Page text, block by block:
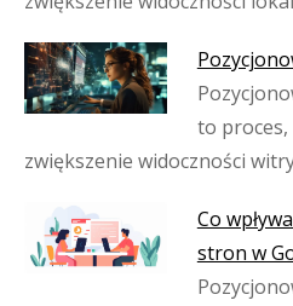
to
zwiększenie widoczności
Co
stron w